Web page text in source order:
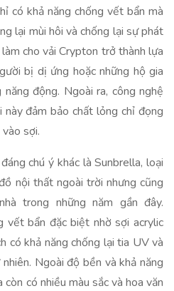
có khả năng chống vết bẩn mà
lại mùi hôi và chống lại sự phát
cho vải Crypton trở thành lựa
bị dị ứng hoặc những hộ gia
động. Ngoài ra, công nghệ
đảm bảo chất lỏng chỉ đọng
sợi.
chú ý khác là Sunbrella, loại
nội thất ngoài trời nhưng cũng
trong những năm gần đây.
vết bẩn đặc biệt nhờ sợi acrylic
có khả năng chống lại tia UV và
Ngoài độ bền và khả năng
có nhiều màu sắc và hoa văn